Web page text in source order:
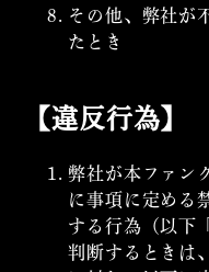
その他、弊社が
たとき
【違反行為】
弊社が本ファン
に事項に定める
する行為（以下
判断するときは